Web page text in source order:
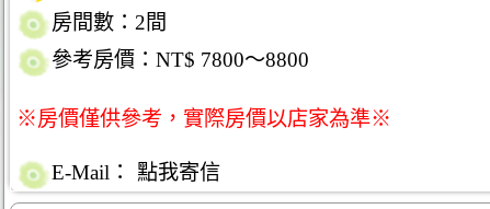
房間數：2間
參考房價：NT$ 7800～8800
※房價僅供參考，實際房價以店家為準※
E-Mail： 點我寄信